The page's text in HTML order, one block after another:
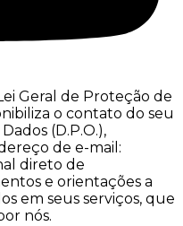
Geral de Proteção de
o contato do seu
(D.P.O.),
de e-mail:
direto de
e orientações a
em seus serviços, que
nós.